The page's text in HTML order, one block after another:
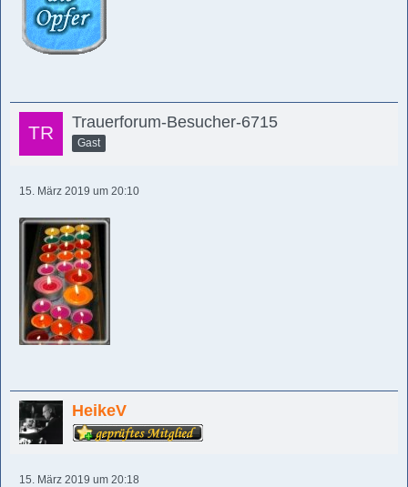
Trauerforum-Besucher-6715
Gast
15. März 2019 um 20:10
HeikeV
15. März 2019 um 20:18